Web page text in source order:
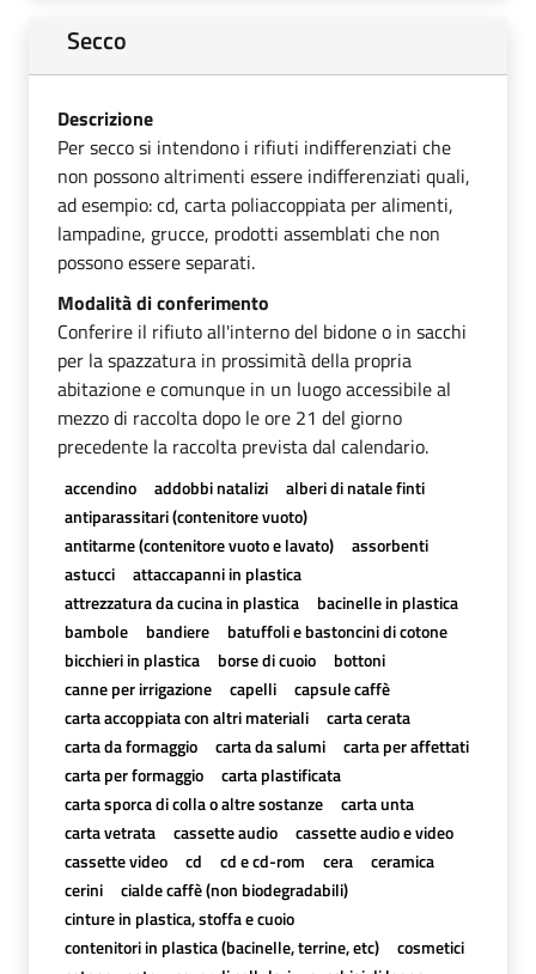
Secco
Descrizione
Per secco si intendono i rifiuti indifferenziati che
non possono altrimenti essere indifferenziati quali,
ad esempio: cd, carta poliaccoppiata per alimenti,
lampadine, grucce, prodotti assemblati che non
possono essere separati.
Modalità di conferimento
Conferire il rifiuto all'interno del bidone o in sacchi
per la spazzatura in prossimità della propria
abitazione e comunque in un luogo accessibile al
mezzo di raccolta dopo le ore 21 del giorno
precedente la raccolta prevista dal calendario.
accendino addobbi natalizi
alberi di natale finti
antiparassitari (contenitore vuoto)
antitarme (contenitore vuoto e lavato)
assorbenti
astucci
attaccapanni in plastica
attrezzatura da cucina in plastica
bacinelle in plastica
bambole
bandiere
batuffoli e bastoncini di cotone
bicchieri in plastica
borse di cuoio
bottoni
canne per irrigazione
capelli
capsule caffè
carta accoppiata con altri materiali
carta cerata
carta da formaggio
carta da salumi
carta per affettati
carta per formaggio
carta plastificata
carta sporca di colla o altre sostanze
carta unta
carta vetrata
cassette audio
cassette audio e video
cassette video
cd cd e cd-rom cera
ceramica
cerini
cialde caffè (non biodegradabili)
cinture in plastica, stoffa e cuoio
contenitori in plastica (bacinelle, terrine, etc)
cosmetici